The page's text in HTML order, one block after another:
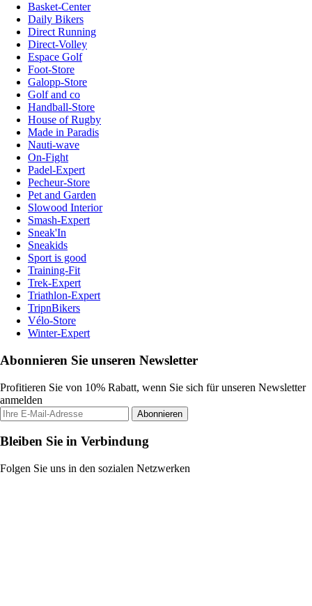
Basket-Center
Daily Bikers
Direct Running
Direct-Volley
Espace Golf
Foot-Store
Galopp-Store
Golf and co
Handball-Store
House of Rugby
Made in Paradis
Nauti-wave
On-Fight
Padel-Expert
Pecheur-Store
Pet and Garden
Slowood Interior
Smash-Expert
Sneak'In
Sneakids
Sport is good
Training-Fit
Trek-Expert
Triathlon-Expert
TripnBikers
Vélo-Store
Winter-Expert
Abonnieren Sie unseren Newsletter
Profitieren Sie von 10% Rabatt, wenn Sie sich für unseren Newsletter
anmelden
Abonnieren
Bleiben Sie in Verbindung
Folgen Sie uns in den sozialen Netzwerken